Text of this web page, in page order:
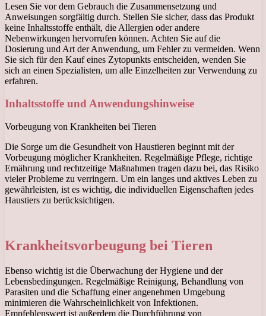
Lesen Sie vor dem Gebrauch die Zusammensetzung und
Anweisungen sorgfältig durch. Stellen Sie sicher, dass das Produkt
keine Inhaltsstoffe enthält, die Allergien oder andere
Nebenwirkungen hervorrufen können. Achten Sie auf die
Dosierung und Art der Anwendung, um Fehler zu vermeiden. Wenn
Sie sich für den Kauf eines Zytopunkts entscheiden, wenden Sie
sich an einen Spezialisten, um alle Einzelheiten zur Verwendung zu
erfahren.
Inhaltsstoffe und Anwendungshinweise
Vorbeugung von Krankheiten bei Tieren
Die Sorge um die Gesundheit von Haustieren beginnt mit der
Vorbeugung möglicher Krankheiten. Regelmäßige Pflege, richtige
Ernährung und rechtzeitige Maßnahmen tragen dazu bei, das Risiko
vieler Probleme zu verringern. Um ein langes und aktives Leben zu
gewährleisten, ist es wichtig, die individuellen Eigenschaften jedes
Haustiers zu berücksichtigen.
Krankheitsvorbeugung bei Tieren
Ebenso wichtig ist die Überwachung der Hygiene und der
Lebensbedingungen. Regelmäßige Reinigung, Behandlung von
Parasiten und die Schaffung einer angenehmen Umgebung
minimieren die Wahrscheinlichkeit von Infektionen.
Empfehlenswert ist außerdem die Durchführung von